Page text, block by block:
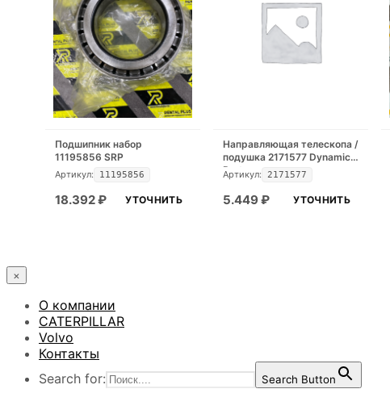
Подшипник набор
11195856 SRP
Артикул: 11195856
18.392₽ УТОЧНИТЬ
Направляющая телескопа /
подушка 2171577 Dynamic
Part
Артикул: 2171577
5.449 ₽ УТОЧНИТЬ
×
О компании
CATERPILLAR
Volvo
Контакты
Search for:
Search Button